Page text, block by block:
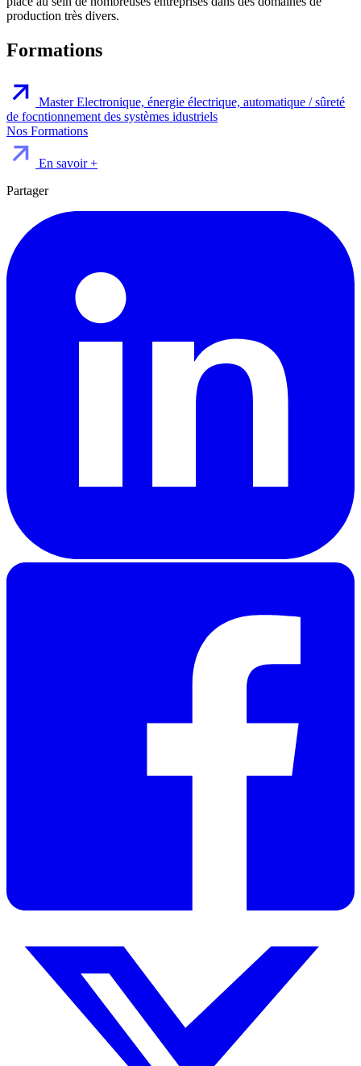
production très divers.
Formations
Master Electronique, énergie électrique, automatique / sûreté
de focntionnement des systèmes idustriels
Nos Formations
En savoir +
Partager